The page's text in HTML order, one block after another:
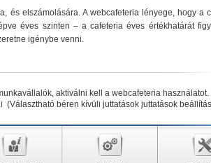
és elszámolására. A webcafeteria lényege, hogy a
éves szinten – a cafeteria éves értékhatárát
igénybe venni.
aktiválni kell a webcafeteria használatot.
béren kívüli juttatások juttatások